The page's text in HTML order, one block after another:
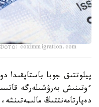
Фото: coximmigration.com
پيلوتتىق جوبا باستاپقىدا
ءوتىنىش بەرۋشىلەرگە
دەپارتامەنتتىڭ